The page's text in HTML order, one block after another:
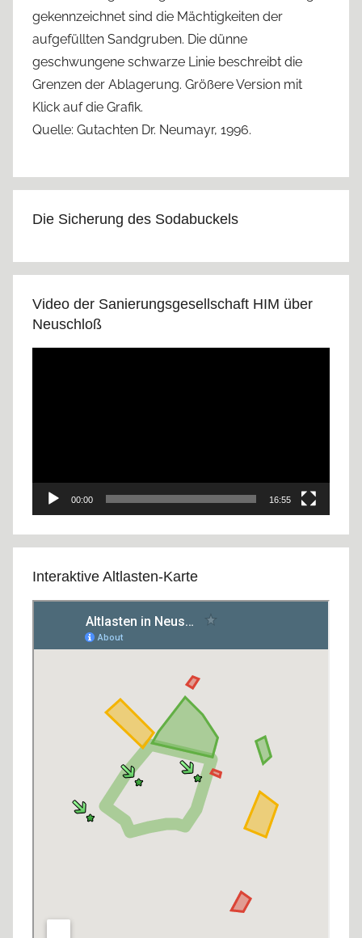
gekennzeichnet sind die Mächtigkeiten der
aufgefüllten Sandgruben. Die dünne
geschwungene schwarze Linie beschreibt die
Grenzen der Ablagerung. Größere Version mit
Klick auf die Grafik.
Quelle: Gutachten Dr. Neumayr, 1996.
Die Sicherung des Sodabuckels
Video der Sanierungsgesellschaft HIM über
Neuschloß
00:00 16:55
Interaktive Altlasten-Karte